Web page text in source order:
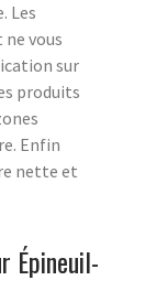
Les
vous
sur
produits
Enfin
nette et
Épineuil-